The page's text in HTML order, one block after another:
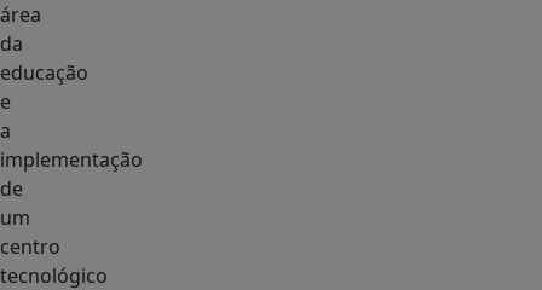
área
da
educação
e
a
implementação
de
um
centro
tecnológico